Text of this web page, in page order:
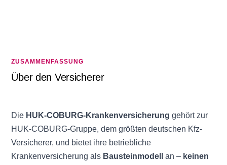
ZUSAMMENFASSUNG
Über den Versicherer
Die HUK-COBURG-Krankenversicherung gehört zur
HUK-COBURG-Gruppe, dem größten deutschen Kfz-
Versicherer, und bietet ihre betriebliche
Krankenversicherung als Bausteinmodell an – keinen